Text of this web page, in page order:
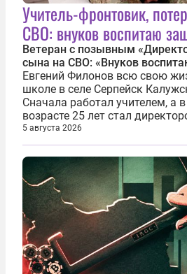
Учитель-фронтовик,
СВО: внуков воспитаю
Ветеран с позывным
сына на СВО: «Внуков
Евгений Филонов всю свою
школе в селе Серпейск
Сначала работал учителем, а
возрасте 25 лет стал
90-е он сумел спасти школу
временем сделал ее лучшей в
в возрасте 57 лет вслед за
5 августа 2026